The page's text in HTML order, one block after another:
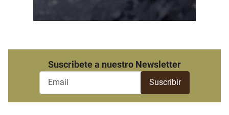
Suscribete a nuestro Newsletter